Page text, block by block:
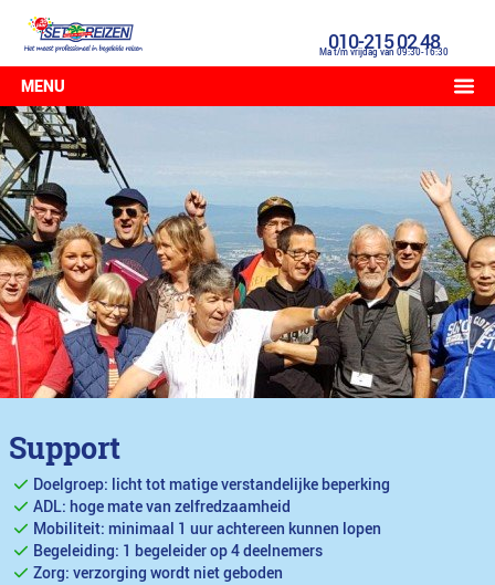
010-215 02 48
Ma t/m vrijdag van 09:30-16:30
MENU
Support
Doelgroep: licht tot matige verstandelijke beperking
ADL: hoge mate van zelfredzaamheid
Mobiliteit: minimaal 1 uur achtereen kunnen lopen
Begeleiding: 1 begeleider op 4 deelnemers
Zorg: verzorging wordt niet geboden